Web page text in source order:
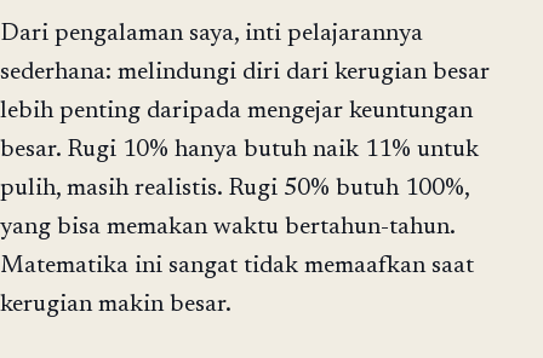
Dari pengalaman saya, inti pelajarannya
sederhana: melindungi diri dari kerugian besar
lebih penting daripada mengejar keuntungan
besar. Rugi 10% hanya butuh naik 11% untuk
pulih, masih realistis. Rugi 50% butuh 100%,
yang bisa memakan waktu bertahun-tahun.
Matematika ini sangat tidak memaafkan saat
kerugian makin besar.